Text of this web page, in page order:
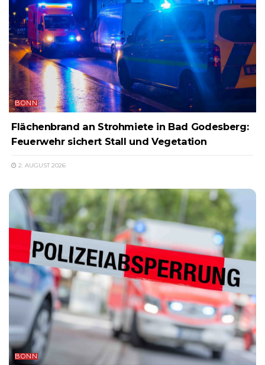
BONN
Flächenbrand an Strohmiete in Bad Godesberg:
Feuerwehr sichert Stall und Vegetation
2. AUGUST 2026
BONN